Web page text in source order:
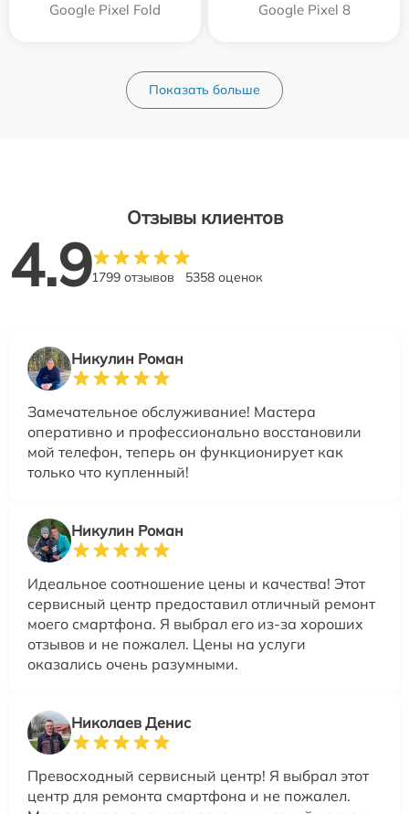
Google Pixel Fold Google Pixel 8
Показать больше
Отзывы клиентов
4.91799 отзывов 5358 оценок
Никулин Роман
Замечательное обслуживание! Мастера
оперативно и профессионально восстановили
мой телефон, теперь он функционирует как
только что купленный!
Никулин Роман
Идеальное соотношение цены и качества! Этот
сервисный центр предоставил отличный ремонт
моего смартфона. Я выбрал его из-за хороших
отзывов и не пожалел. Цены на услуги
оказались очень разумными.
Николаев Денис
Превосходный сервисный центр! Я выбрал этот
центр для ремонта смартфона и не пожалел.